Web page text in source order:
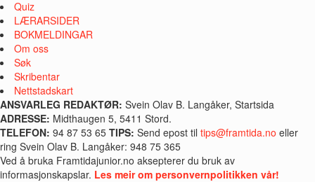
Quiz
LÆRARSIDER
BOKMELDINGAR
Om oss
Søk
Skribentar
Nettstadskart
ANSVARLEG REDAKTØR: Svein Olav B. Langåker, Startsida
ADRESSE: Midthaugen 5, 5411 Stord.
TELEFON: 94 87 53 65 TIPS: Send epost til tips@framtida.no eller
ring Svein Olav B. Langåker: 948 75 365
Ved å bruka Framtidajunior.no aksepterer du bruk av
informasjonskapslar. Les meir om personvernpolitikken vår!